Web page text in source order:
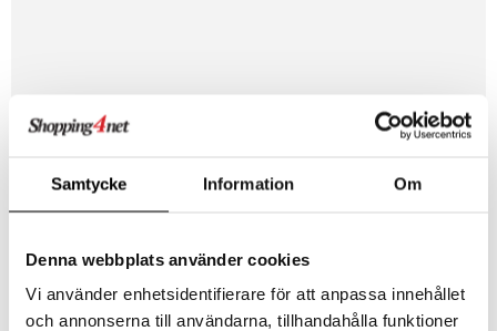
Samtycke Information Om
Denna webbplats använder cookies
Vi använder enhetsidentifierare för att anpassa innehållet
och annonserna till användarna, tillhandahålla funktioner
Bra kampanjer
Ordrestatus & historikk
Abonnemang